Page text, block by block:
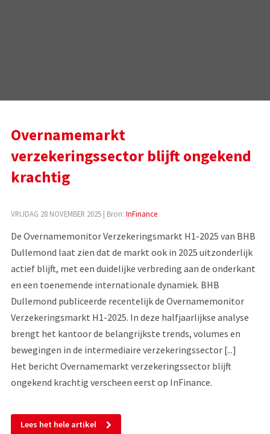
Overnamemarkt
verzekeringssector blijft ongekend
krachtig
VRIJDAG 28 NOVEMBER 2025| Bron: InFinance
De Overnamemonitor Verzekeringsmarkt H1-2025 van BHB
Dullemond laat zien dat de markt ook in 2025 uitzonderlijk
actief blijft, met een duidelijke verbreding aan de onderkant
en een toenemende internationale dynamiek. BHB
Dullemond publiceerde recentelijk de Overnamemonitor
Verzekeringsmarkt H1-2025. In deze halfjaarlijkse analyse
brengt het kantoor de belangrijkste trends, volumes en
bewegingen in de intermediaire verzekeringssector [...]
Het bericht Overnamemarkt verzekeringssector blijft
ongekend krachtig verscheen eerst op InFinance.
Lees het hele artikel